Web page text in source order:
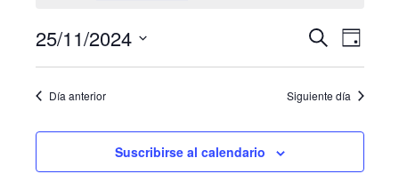
noviembre
25,
2024
de
y
Buscar
de
Día
25/11/2024
fecha.
Día anterior Siguiente día
Suscribirse al calendario